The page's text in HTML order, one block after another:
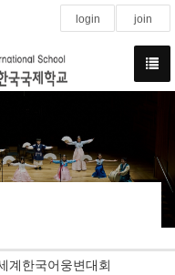
login join
계한국어웅변대회